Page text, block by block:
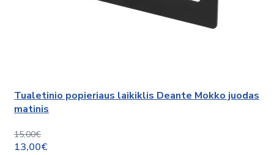
Tualetinio popieriaus laikiklis Deante Mokko juodas
matinis
15,00€
13,00€